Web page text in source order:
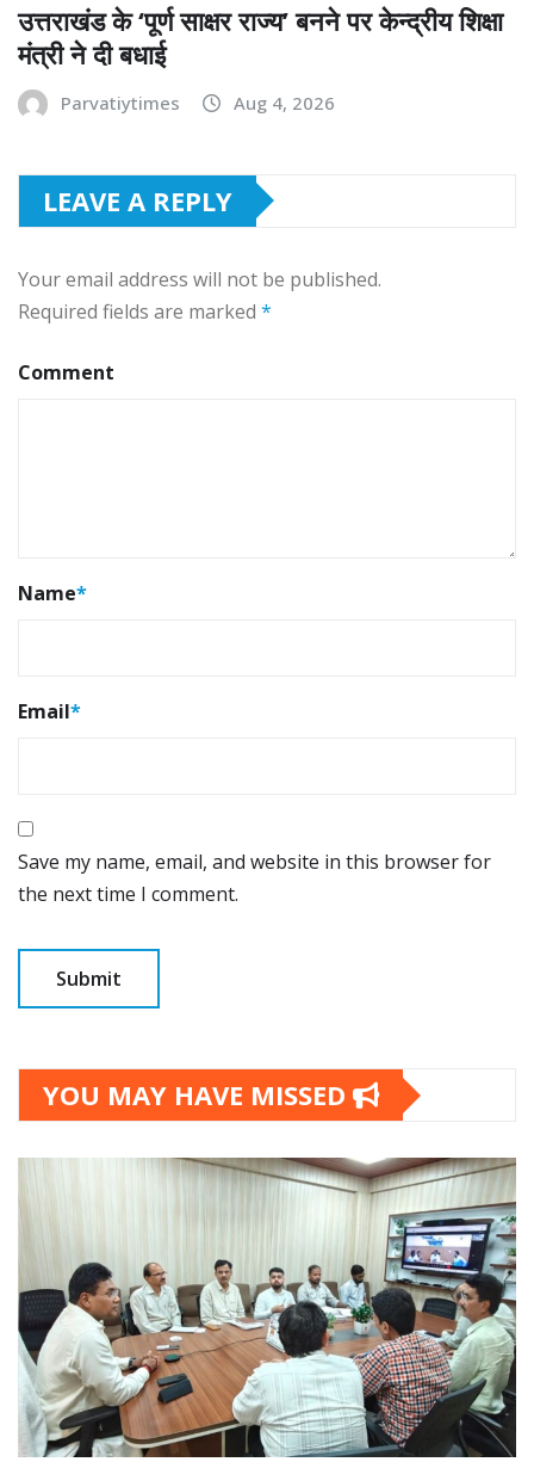
उत्तराखंड के ‘पूर्ण साक्षर राज्य’ बनने पर केन्द्रीय शिक्षा
मंत्री ने दी बधाई
Parvatiytimes Aug 4, 2026
LEAVE A REPLY
Your email address will not be published.
Required fields are marked *
Comment
Name*
Email*
Save my name, email, and website in this browser for
the next time I comment.
YOU MAY HAVE MISSED